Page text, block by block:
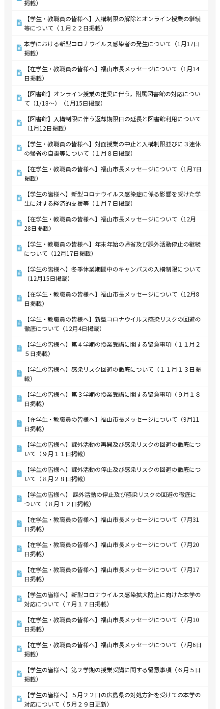
掲載）
【学生・教職員の皆様へ】入構制限の解除とオンライン授業の継続
等について（１月２２日掲載）
本学における新型コロナウイルス感染者の発生について（1月17日
掲載）
【在学生・教職員の皆様へ】福山市長メッセージについて（1月14
日掲載）
【図書館】オンライン授業の推奨に伴う，附属図書館の対応につい
て（1/18～）（1月15日掲載）
【図書館】入構制限に伴う返却期限日の延長と図書館利用について
（1月12日掲載）
【学生・教職員の皆様へ】対面授業の中止と入構制限並びに３連休
の帰省の自粛等について（１月８日掲載）
【在学生・教職員の皆様へ】福山市長メッセージについて（1月7日
掲載）
【学生の皆様へ】新型コロナウイルス感染症に係る影響を受けた学
生に対する経済的支援等（１月７日掲載）
【在学生・教職員の皆様へ】福山市長メッセージについて（12月
28日掲載）
【学生・教職員の皆様へ】年末年始の帰省及び課外活動停止の継続
について（12月17日掲載）
【学生の皆様へ】冬季休業期間中のキャンパスの入構制限について
（12月15日掲載）
【在学生・教職員の皆様へ】福山市長メッセージについて（12月8
日掲載）
【学生・教職員の皆様へ】新型コロナウイルス感染リスクの回避の
徹底について（12月4日掲載）
【学生の皆様へ】第４学期の授業受講に関する留意事項（１１月２
５日掲載）
【学生の皆様へ】感染リスク回避の徹底について（１１月１３日掲
載）
【学生の皆様へ】第３学期の授業受講に関する留意事項（９月１８
日掲載）
【在学生・教職員の皆様へ】福山市長メッセージについて（9月11
日掲載）
【学生の皆様へ】課外活動の再開及び感染リスクの回避の徹底につ
いて（９月１１日掲載）
【学生の皆様へ】課外活動の停止及び感染リスクの回避の徹底につ
いて（８月２８日掲載）
【学生の皆様へ】 課外活動の停止及び感染リスクの回避の徹底に
ついて（８月１２日掲載）
【在学生・教職員の皆様へ】福山市長メッセージについて（7月31
日掲載）
【在学生・教職員の皆様へ】福山市長メッセージについて（7月20
日掲載）
【在学生・教職員の皆様へ】福山市長メッセージについて（7月17
日掲載）
【学生の皆様へ】新型コロナウイルス感染拡大防止に向けた本学の
対応について（７月１７日掲載）
【在学生・教職員の皆様へ】福山市長メッセージについて（7月10
日掲載）
【在学生・教職員の皆様へ】福山市長メッセージについて（7月6日
掲載）
【学生の皆様へ】第２学期の授業受講に関する留意事項（６月５日
掲載）
【学生の皆様へ】５月２２日の広島県の対処方針を受けての本学の
対応について（５月２９日更新）